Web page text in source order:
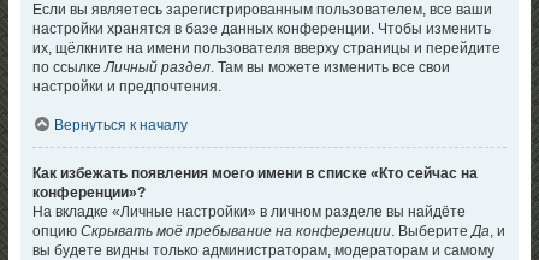
Если вы являетесь зарегистрированным пользователем, все ваши
настройки хранятся в базе данных конференции. Чтобы изменить
их, щёлкните на имени пользователя вверху страницы и перейдите
по ссылкеЛичный раздел. Там вы можете изменить все свои
настройки и предпочтения.
Вернуться к началу
Как избежать появления моего имени в списке «Кто сейчас на
конференции»?
На вкладке «Личные настройки» в личном разделе вы найдёте
опциюСкрывать моё пребывание на конференции. ВыберитеДа, и
вы будете видны только администраторам, модераторам и самому